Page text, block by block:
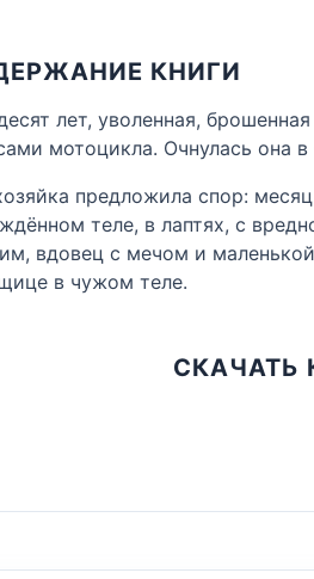
КНИГИ
лет, уволенная,
мотоцикла. Очнулась она
предложила спор:
теле, в лаптях, с
вдовец с мечом и
в чужом теле.
СКАЧАТЬ